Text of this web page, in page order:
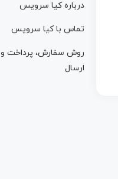
درباره کيا سرويس
تماس با کيا سرويس
روش سفارش، پرداخت و
ارسال